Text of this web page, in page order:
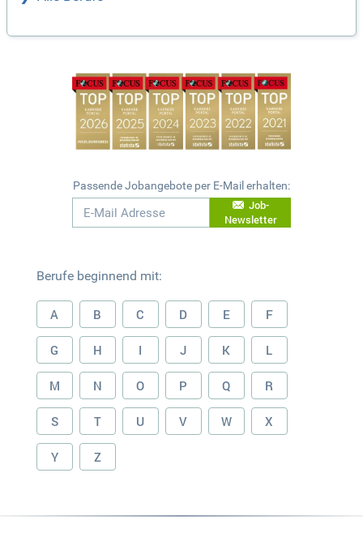
Passende Jobangebote per E-Mail erhalten:
Job-
Newsletter
Berufe beginnend mit:
A B C D E F
G H I J K L
M N O P Q R
S T U V W X
Y Z